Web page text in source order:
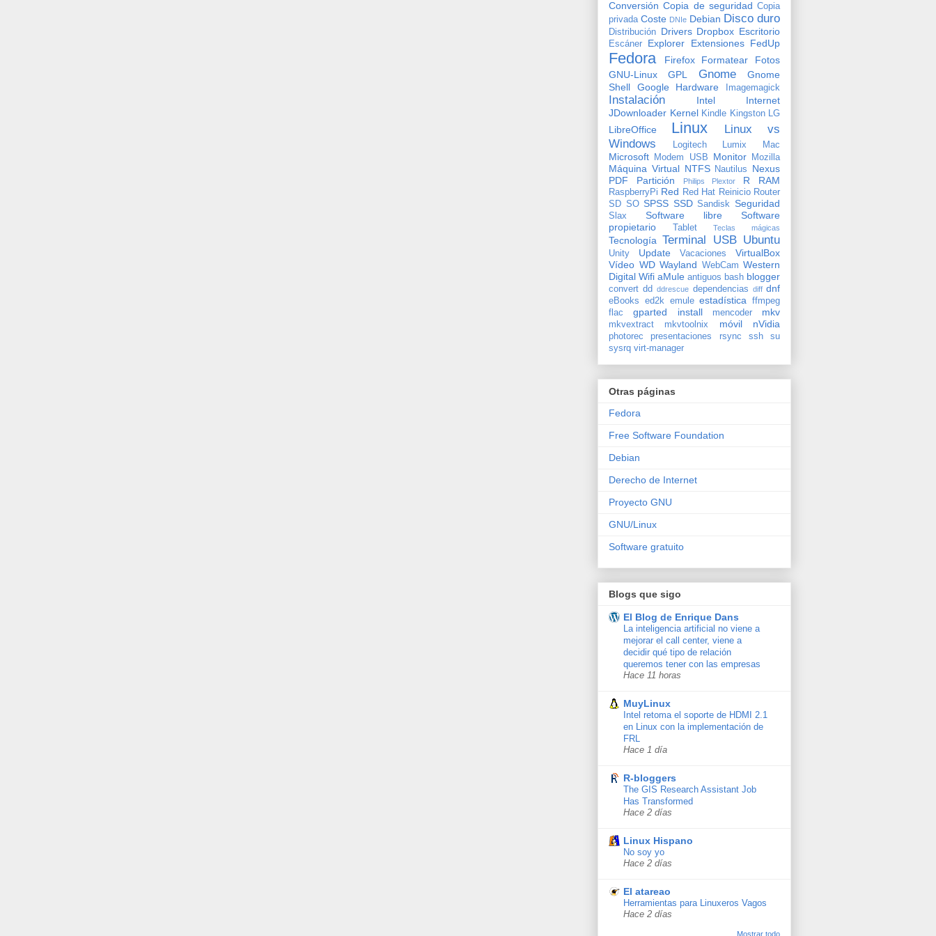
Conversión Copia de seguridad Copia
privada Coste DNIe Debian Disco duro
Distribución Drivers Dropbox Escritorio
Escáner Explorer Extensiones FedUp
Fedora Firefox Formatear
Fotos
GNU-Linux
GPL Gnome
Gnome
Shell
Google Hardware Imagemagick
Instalación Intel
Internet
JDownloader Kernel Kindle Kingston LG
LibreOffice Linux
Linux vs
Windows
Logitech Lumix Mac
Microsoft Modem USB Monitor Mozilla
Máquina Virtual NTFS Nautilus
Nexus
PDF
Partición Philips Plextor R RAM
RaspberryPi Red Red Hat Reinicio Router
SD SO SPSS SSD Sandisk Seguridad
Slax Software libre
Software
propietario
Tablet Teclas mágicas
Tecnología Terminal USB Ubuntu
Unity Update Vacaciones
VirtualBox
Vídeo WD Wayland WebCam Western
Digital Wifi aMule antiguos bash blogger
convert dd ddrescue dependencias diff dnf
eBooks ed2k emule estadística ffmpeg
flac
gparted install mencoder mkv
mkvextract mkvtoolnix móvil nVidia
photorec presentaciones rsync ssh
su
sysrq virt-manager
Otras páginas
Fedora
Free Software Foundation
Debian
Derecho de Internet
Proyecto GNU
GNU/Linux
Software gratuito
Blogs que sigo
El Blog de Enrique Dans
La inteligencia artificial no viene a
mejorar el call center, viene a
decidir qué tipo de relación
queremos tener con las empresas
Hace 11 horas
MuyLinux
Intel retoma el soporte de HDMI 2.1
en Linux con la implementación de
FRL
Hace 1 día
R-bloggers
The GIS Research Assistant Job
Has Transformed
Hace 2 días
Linux Hispano
No soy yo
Hace 2 días
El atareao
Herramientas para Linuxeros Vagos
Hace 2 días
Mostrar todo